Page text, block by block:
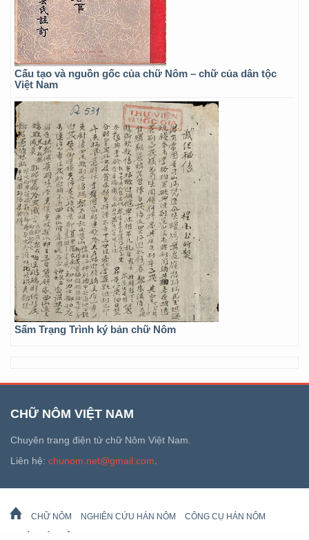
Cấu tạo và nguồn gốc của chữ Nôm – chữ của dân tộc
Việt Nam
Sấm Trạng Trình ký bản chữ Nôm
CHỮ NÔM VIỆT NAM
Chuyên trang điện tử chữ Nôm Việt Nam.
Liên hệ: chunom.net@gmail.com
CHỮ NÔM NGHIÊN CỨU HÁN NÔM CÔNG CỤ HÁN NÔM